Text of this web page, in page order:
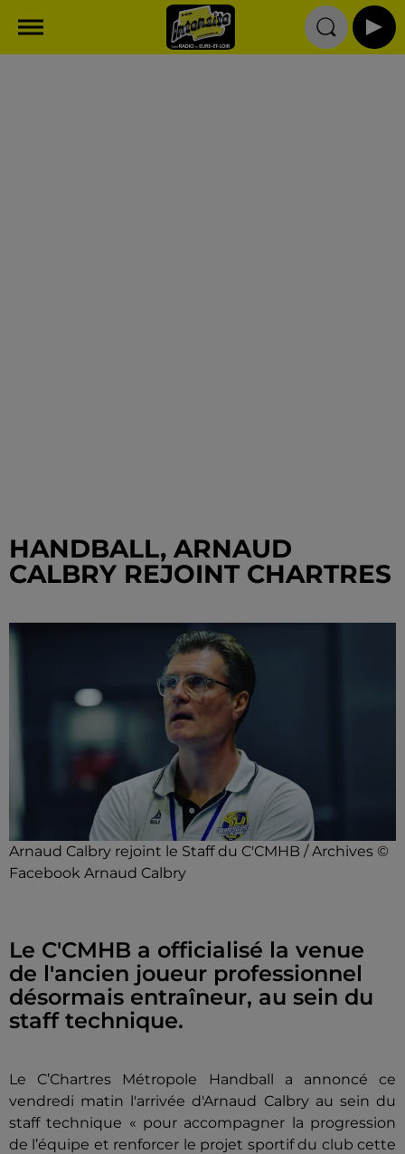
HANDBALL, ARNAUD
CALBRY REJOINT CHARTRES
Arnaud Calbry rejoint le Staff du C'CMHB / Archives ©
Facebook Arnaud Calbry
Le C'CMHB a officialisé la venue
de l'ancien joueur professionnel
désormais entraîneur, au sein du
staff technique.
Le C’Chartres Métropole Handball a annoncé ce
vendredi matin l'arrivée d'Arnaud Calbry au sein du
staff technique « pour accompagner la progression
de l’équipe et renforcer le projet sportif du club cette